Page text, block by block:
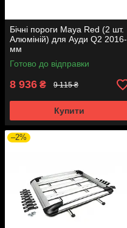
Бічні пороги Maya Red (2 шт.
Алюміній) для Ауди Q2 2016-
мм
Готово до відправки
8 936 ₴ 9 115 ₴
Купити
–2%